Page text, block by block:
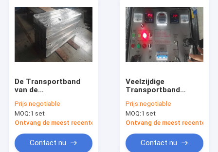
Producten
Ongeveer ons
Fabrieksreis
Nieuws
Verzoek om een Citaat
De Transportband
van de
Het Vulcaniseren
Machine met Snel
het Verwarmen
Prijs:negotiable
MOQ:1 set
Ontvang de meest recente Prijs
Contact nu
Veelzijdige
Transportband
Pers/Duurzame Hete
het Vulcaniseren
Machine
Prijs:negotiable
MOQ:1 set
Ontvang de meest recente
Contact nu